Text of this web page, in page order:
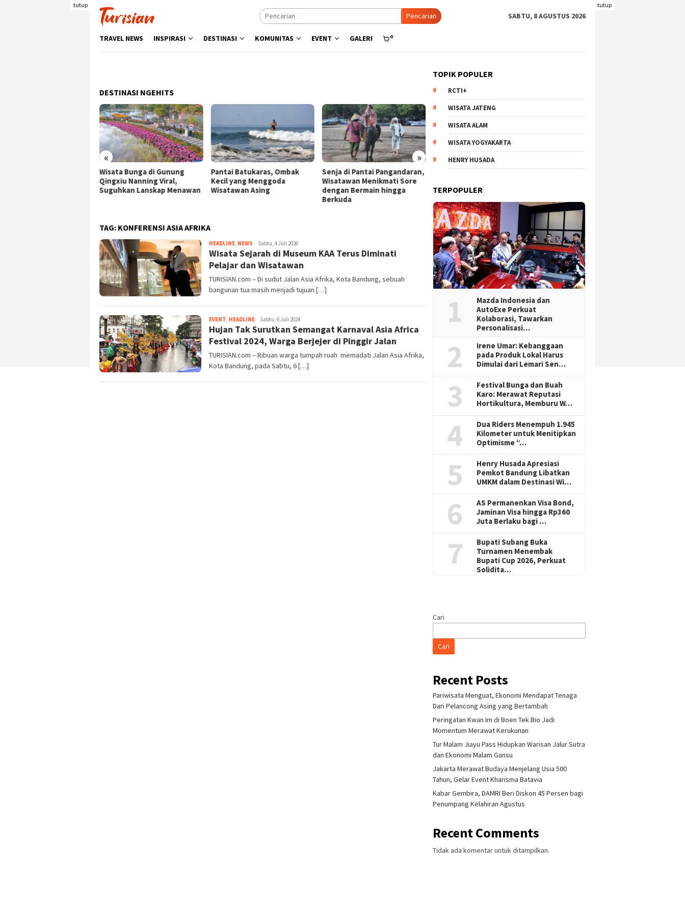
tutup tutup
Pencarian SABTU, 8 AGUSTUS 2026
TRAVEL NEWS INSPIRASI DESTINASI KOMUNITAS EVENT GALERI 0
DESTINASI NGEHITS
« »
Pantai Batukaras, Ombak
Kecil yang Menggoda
Wisatawan Asing
Senja di Pantai Pangandaran,
Wisatawan Menikmati Sore
dengan Bermain hingga
Menyisir Asa di Pantai Bulbul
Danau Toba, Potensi Wisata
Pasir Putih
Kebun Hortensia Brakseng di
Produktif ke Destinasi
Wisata Bunga di Gunung
TAG: KONFERENSI ASIA AFRIKA
HEADLINE, NEWS Tim
Redaksi
Sabtu, 4 Juli 2026
Wisata Sejarah di Museum KAA Terus Diminati
Pelajar dan Wisatawan
TURISIAN.com – Di sudut Jalan Asia Afrika, Kota Bandung, sebuah
bangunan tua masih menjadi tujuan […]
EVENT, HEADLINETim
Redaksi
Sabtu, 6 Juli 2024
Hujan Tak Surutkan Semangat Karnaval Asia Africa
Festival 2024, Warga Berjejer di Pinggir Jalan
TURISIAN.com – Ribuan warga tumpah ruah memadati Jalan Asia Afrika,
Kota Bandung, pada Sabtu, 6 […]
TOPIK POPULER
RCTI+
WISATA JATENG
WISATA ALAM
WISATA YOGYAKARTA
HENRY HUSADA
TERPOPULER
1
Mazda Indonesia dan
AutoExe Perkuat
Kolaborasi, Tawarkan
Personalisasi…
2
Irene Umar: Kebanggaan
pada Produk Lokal Harus
Dimulai dari Lemari Sen…
3
Festival Bunga dan Buah
Karo: Merawat Reputasi
Hortikultura, Memburu W…
4
Dua Riders Menempuh 1.945
Kilometer untuk Menitipkan
Optimisme “…
5
Henry Husada Apresiasi
Pemkot Bandung Libatkan
UMKM dalam Destinasi Wi…
6
AS Permanenkan Visa Bond,
Jaminan Visa hingga Rp360
Juta Berlaku bagi …
7
Bupati Subang Buka
Turnamen Menembak
Bupati Cup 2026, Perkuat
Solidita…
Cari
Cari
Recent Posts
Pariwisata Menguat, Ekonomi Mendapat Tenaga
Dari Pelancong Asing yang Bertambah
Peringatan Kwan Im di Boen Tek Bio Jadi
Momentum Merawat Kerukunan
Tur Malam Jiayu Pass Hidupkan Warisan Jalur Sutra
dan Ekonomi Malam Gansu
Jakarta Merawat Budaya Menjelang Usia 500
Tahun, Gelar Event Kharisma Batavia
Kabar Gembira, DAMRI Beri Diskon 45 Persen bagi
Penumpang Kelahiran Agustus
Recent Comments
Tidak ada komentar untuk ditampilkan.